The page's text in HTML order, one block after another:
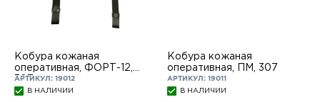
Кобура кожаная
оперативная, ФОРТ-12,
307
АРТИКУЛ: 19012
В НАЛИЧИИ
Кобура кожаная
оперативная, ПМ, 307
АРТИКУЛ: 19011
В НАЛИЧИИ